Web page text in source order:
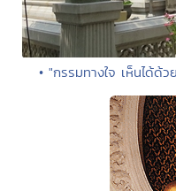
• "กรรมทางใจ เห็นได้ด้